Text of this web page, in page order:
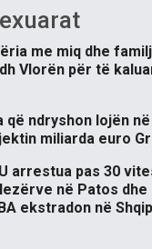
me miq dhe
Vlorën për të
që ndryshon lojën
miliarda euro
arrestua pas 30
në Patos dhe
ekstradon në